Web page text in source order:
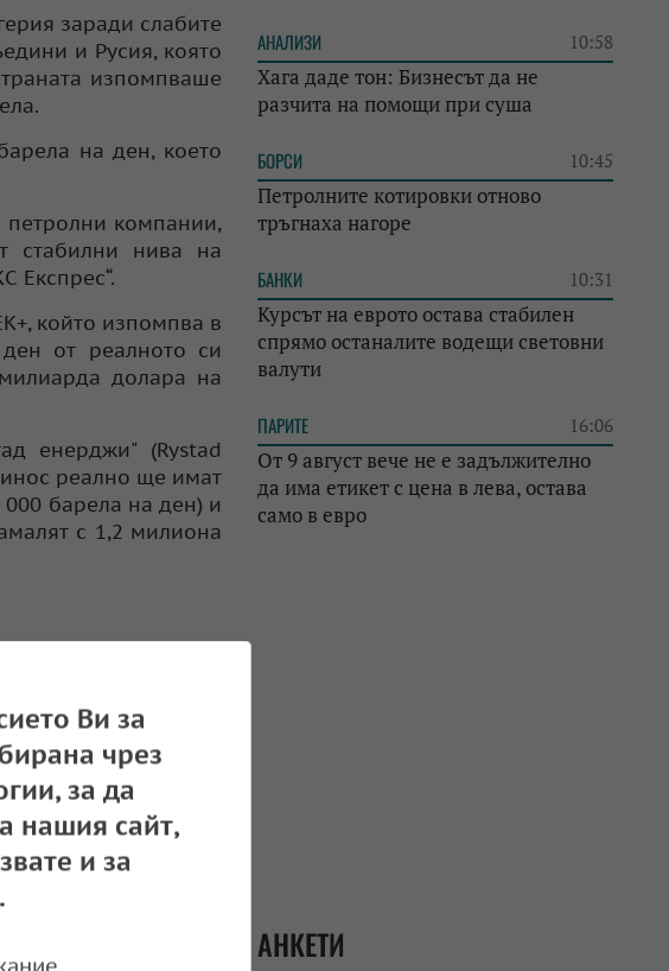
заради слабите
и Русия, която
изпомпваше
на ден, което
петролни компании,
стабилни нива на
Експрес“.
който изпомпва в
от реалното си
долара на
енерджи" (Rystad
реално ще имат
барела на ден) и
с 1,2 милиона
от високите
в руския
решение като
заради войната в
10 милиона барела
освободените
барела петрол на
АНАЛИЗИ 10:58
Хага даде тон: Бизнесът да не
разчита на помощи при суша
БОРСИ 10:45
Петролните котировки отново
тръгнаха нагоре
БАНКИ 10:31
Курсът на еврото остава стабилен
спрямо останалите водещи световни
валути
ПАРИТЕ 16:06
От 9 август вече не е задължително
да има етикет с цена в лева, остава
само в евро
АНКЕТИ
Ви за
чрез
за да
нашия сайт,
и за